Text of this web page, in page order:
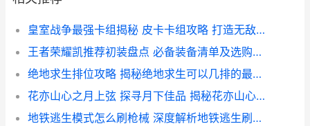
皇室战争最强卡组揭秘 皮卡卡组攻略 打造无敌战力组合
王者荣耀凯推荐初装盘点 必备装备清单及选购指南
绝地求生排位攻略 揭秘绝地求生可以几排的最佳游戏体验
花亦山心之月上弦 探寻月下佳品 揭秘花亦山心之月上弦的神秘魅力
地铁逃生模式怎么刷枪械 深度解析地铁逃生刷枪技巧与攻略